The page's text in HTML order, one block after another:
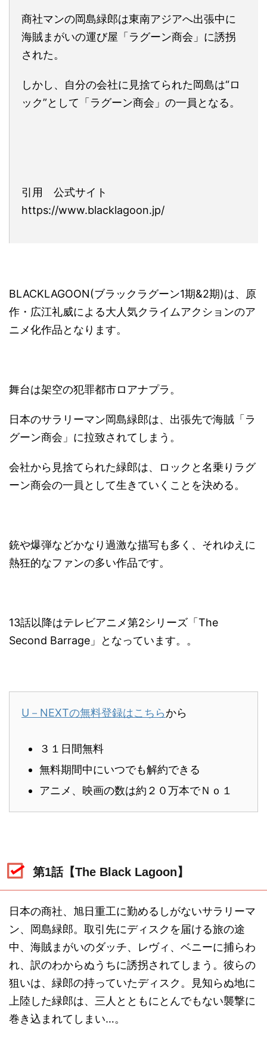
商社マンの岡島緑郎は東南アジアへ出張中に
海賊まがいの運び屋「ラグーン商会」に誘拐
された。
しかし、自分の会社に見捨てられた岡島は“ロ
ック”として「ラグーン商会」の一員となる。
引用 公式サイト
https://www.blacklagoon.jp/
BLACKLAGOON(ブラックラグーン1期&2期)は、原
作・広江礼威による大人気クライムアクションのア
ニメ化作品となります。
舞台は架空の犯罪都市ロアナプラ。
日本のサラリーマン岡島緑郎は、出張先で海賊「ラ
グーン商会」に拉致されてしまう。
会社から見捨てられた緑郎は、ロックと名乗りラグ
ーン商会の一員として生きていくことを決める。
銃や爆弾などかなり過激な描写も多く、それゆえに
熱狂的なファンの多い作品です。
13話以降はテレビアニメ第2シリーズ「The
Second Barrage」となっています。。
U－NEXTの無料登録はこちらから
３１日間無料
無料期間中にいつでも解約できる
アニメ、映画の数は約２０万本でＮｏ１
第1話【The Black Lagoon】
日本の商社、旭日重工に勤めるしがないサラリーマ
ン、岡島緑郎。取引先にディスクを届ける旅の途
中、海賊まがいのダッチ、レヴィ、ベニーに捕らわ
れ、訳のわからぬうちに誘拐されてしまう。彼らの
狙いは、緑郎の持っていたディスク。見知らぬ地に
上陸した緑郎は、三人とともにとんでもない襲撃に
巻き込まれてしまい…。